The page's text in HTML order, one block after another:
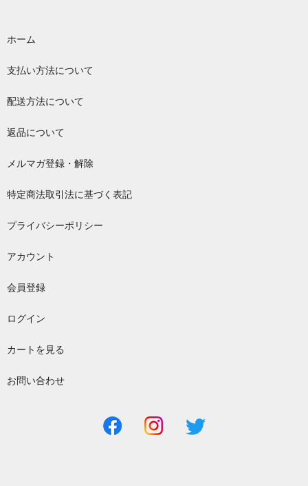
ホーム
支払い方法について
配送方法について
返品について
メルマガ登録・解除
特定商法取引法に基づく表記
プライバシーポリシー
アカウント
会員登録
ログイン
カートを見る
お問い合わせ